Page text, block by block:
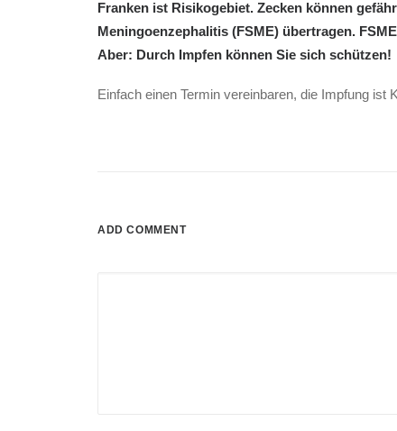
Franken ist Risikogebiet. Zecken können
Meningoenzephalitis (FSME) übertragen.
Aber: Durch Impfen können Sie sich schützen!
Einfach einen Termin vereinbaren, die Impfung ist
ADD COMMENT